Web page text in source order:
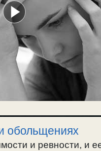
обольщениях
и ревности, и